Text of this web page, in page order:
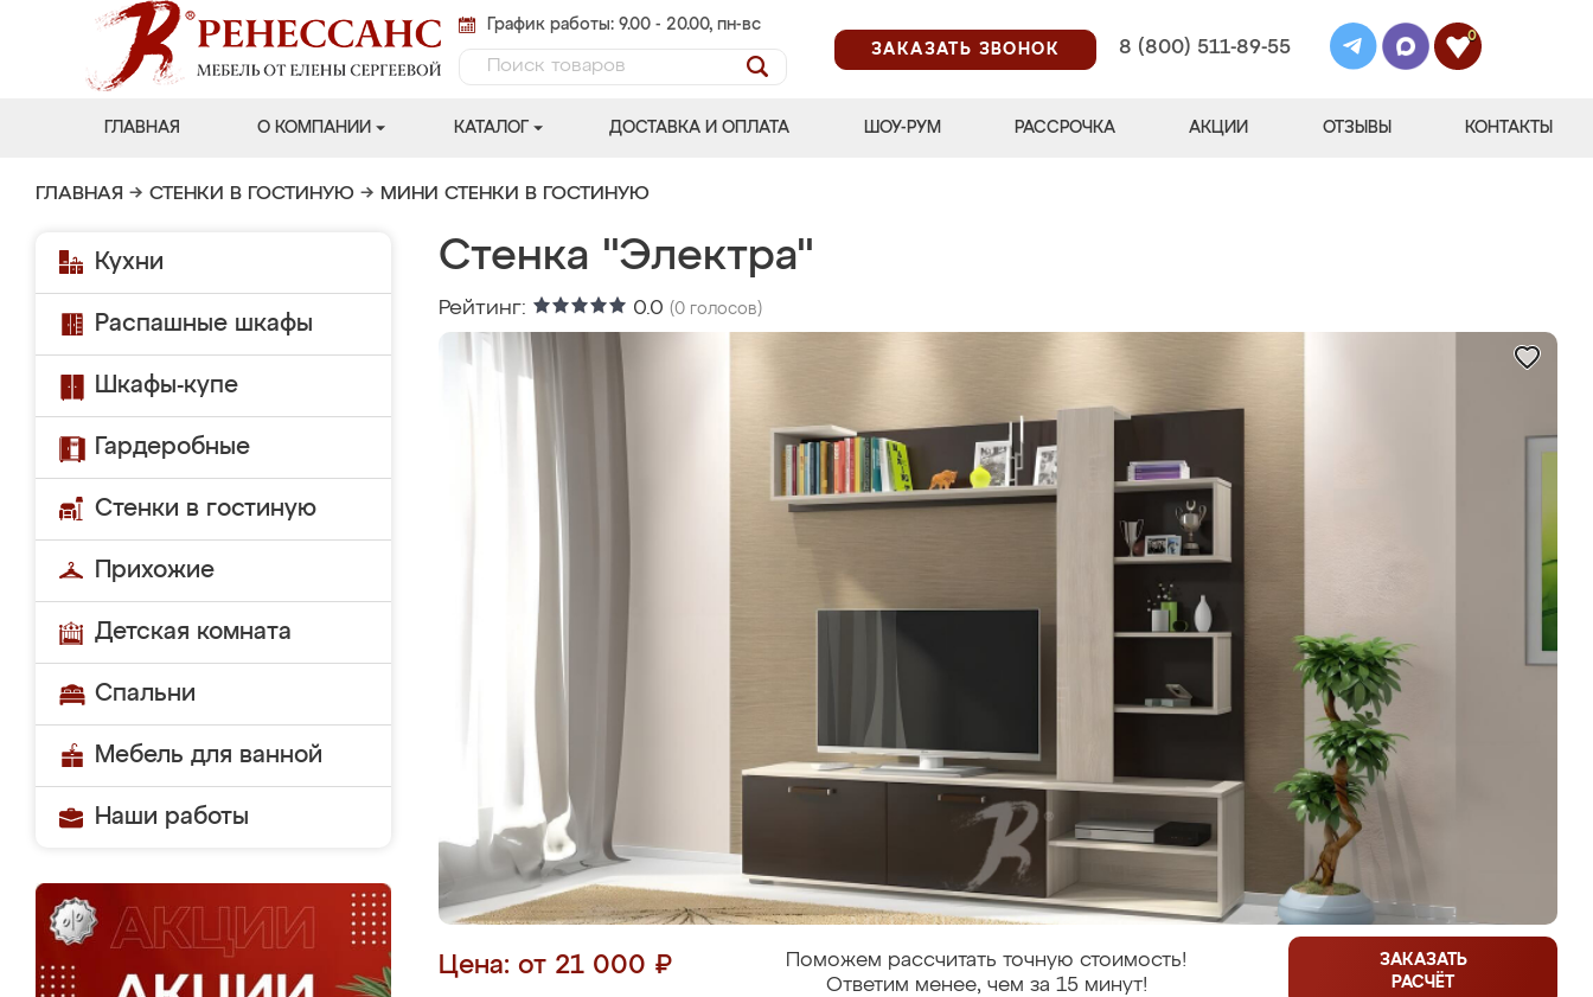
График работы: 9.00 - 20.00, пн-вс
ЗАКАЗАТЬ ЗВОНОК
8 (800) 511-89-55
0
ГЛАВНАЯ О КОМПАНИИ КАТАЛОГ ДОСТАВКА И ОПЛАТА ШОУ-РУМ РАССРОЧКА АКЦИИ ОТЗЫВЫ КОНТАКТЫ
ГЛАВНАЯ → СТЕНКИ В ГОСТИНУЮ → МИНИ СТЕНКИ В ГОСТИНУЮ
Кухни
Распашные шкафы
Шкафы-купе
Гардеробные
Стенки в гостиную
Прихожие
Детская комната
Спальни
Мебель для ванной
Наши работы
Стенка "Электра"
Рейтинг: 0.0 (0 голосов)
Цена: от 21 000 ₽
Поможем рассчитать точную стоимость!
Ответим менее, чем за 15 минут!
ЗАКАЗАТЬ
РАСЧЁТ